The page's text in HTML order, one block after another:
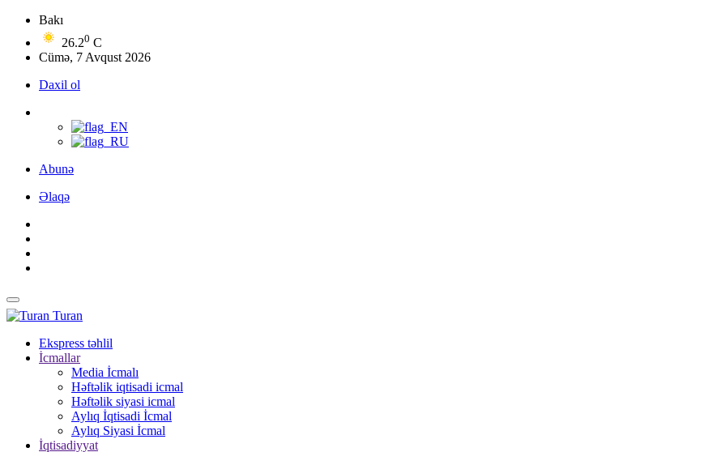
Bakı
26.20 C
Cümə, 7 Avqust 2026
Daxil ol
Abunə
Əlaqə
Turan
Ekspress təhlil
İcmallar
Media İcmalı
Həftəlik iqtisadi icmal
Həftəlik siyasi icmal
Aylıq İqtisadi İcmal
Aylıq Siyasi İcmal
İqtisadiyyat